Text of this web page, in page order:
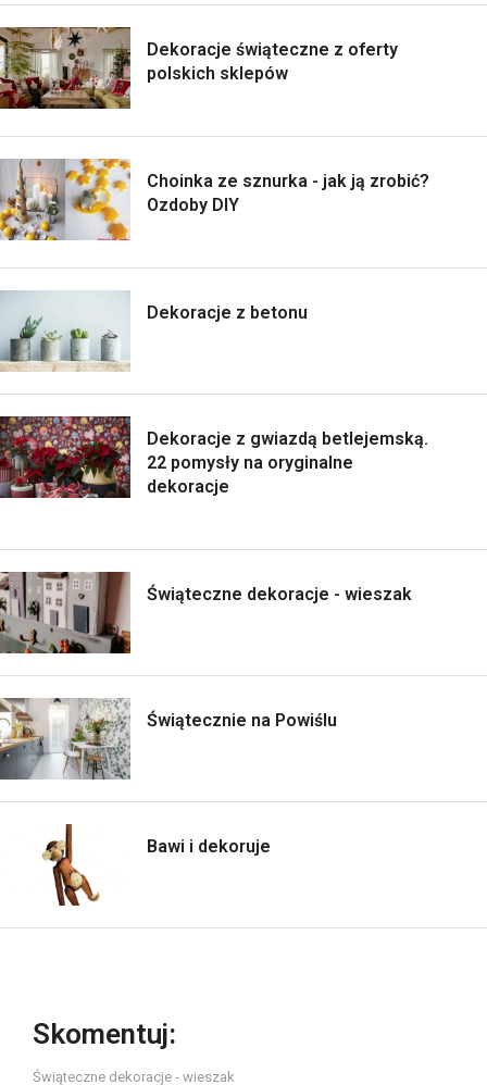
Dekoracje świąteczne z oferty
polskich sklepów
Choinka ze sznurka - jak ją zrobić?
Ozdoby DIY
Dekoracje z betonu
Dekoracje z gwiazdą betlejemską.
22 pomysły na oryginalne
dekoracje
Świąteczne dekoracje - wieszak
Świątecznie na Powiślu
Bawi i dekoruje
Skomentuj:
Świąteczne dekoracje - wieszak